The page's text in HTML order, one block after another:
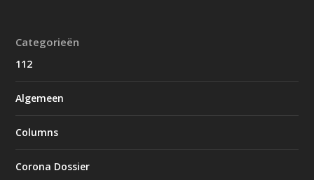
Categorieën
112
Algemeen
Columns
Corona Dossier